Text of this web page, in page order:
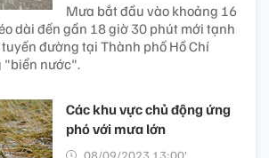
Mưa bắt đầu vào khoảng 16
dài đến gần 18 giờ 30 phút mới tạnh
đường tại Thành phố Hồ Chí
"biển nước".
Các khu vực chủ động ứng
phó với mưa lớn
08/09/2023 13:00’